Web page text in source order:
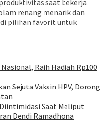
saat bekerja.
renang menarik dan
pilihan favorit untuk
Raih Hadiah Rp100
Sejuta Vaksin HPV, Dorong
Saat Meliput
Dendi Ramadhona